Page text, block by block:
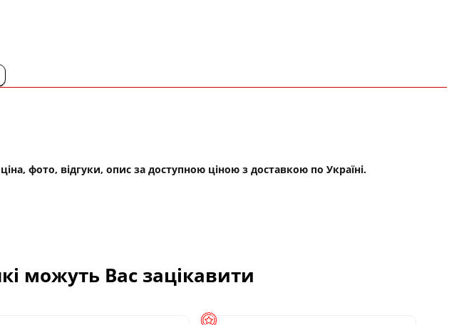
фото, відгуки, опис за доступною ціною з доставкою по Україні.
можуть Вас зацікавити